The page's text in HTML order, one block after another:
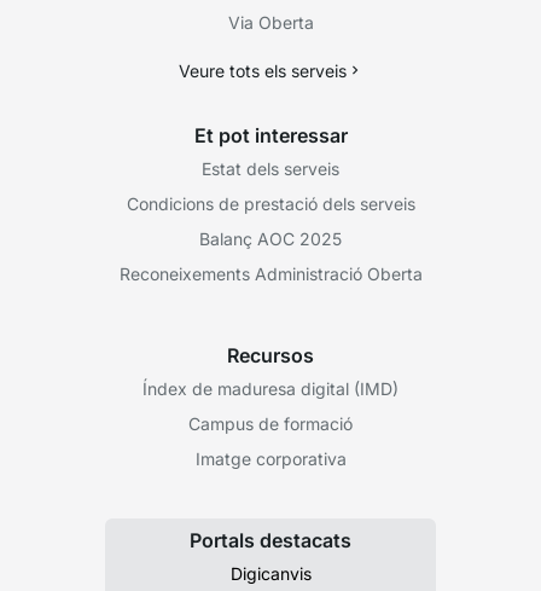
Via Oberta
Veure tots els serveis
Et pot interessar
Estat dels serveis
Condicions de prestació dels serveis
Balanç AOC 2025
Reconeixements Administració Oberta
Recursos
Índex de maduresa digital (IMD)
Campus de formació
Imatge corporativa
Portals destacats
Digicanvis